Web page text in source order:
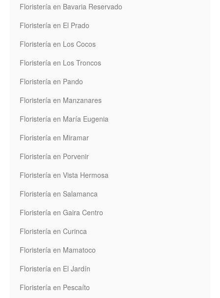
Floristería en Bavaria Reservado
Floristería en El Prado
Floristería en Los Cocos
Floristería en Los Troncos
Floristería en Pando
Floristería en Manzanares
Floristería en María Eugenia
Floristería en Miramar
Floristería en Porvenir
Floristería en Vista Hermosa
Floristería en Salamanca
Floristería en Gaira Centro
Floristería en Curinca
Floristería en Mamatoco
Floristería en El Jardín
Floristería en Pescaíto